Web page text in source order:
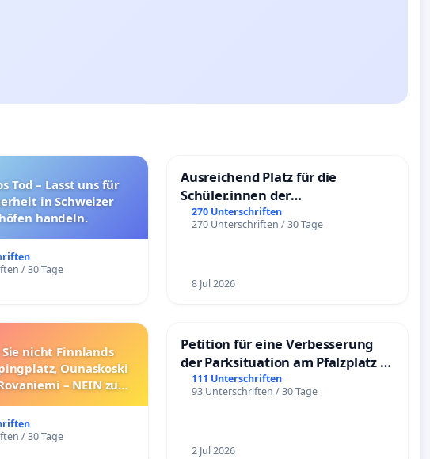
Tod – Lasst uns für
in Schweizer
handeln.
/ 30 Tage
Ausreichend Platz für die
Schüler.innen der
Schönbergschule
270 Unterschriften
270 Unterschriften / 30 Tage
8 Jul 2026
nicht Finnlands
Ounaskoski
– NEIN zum
/ 30 Tage
Petition für eine Verbesserung
der Parksituation am Pfalzplatz in
Mannheim
111 Unterschriften
93 Unterschriften / 30 Tage
2 Jul 2026